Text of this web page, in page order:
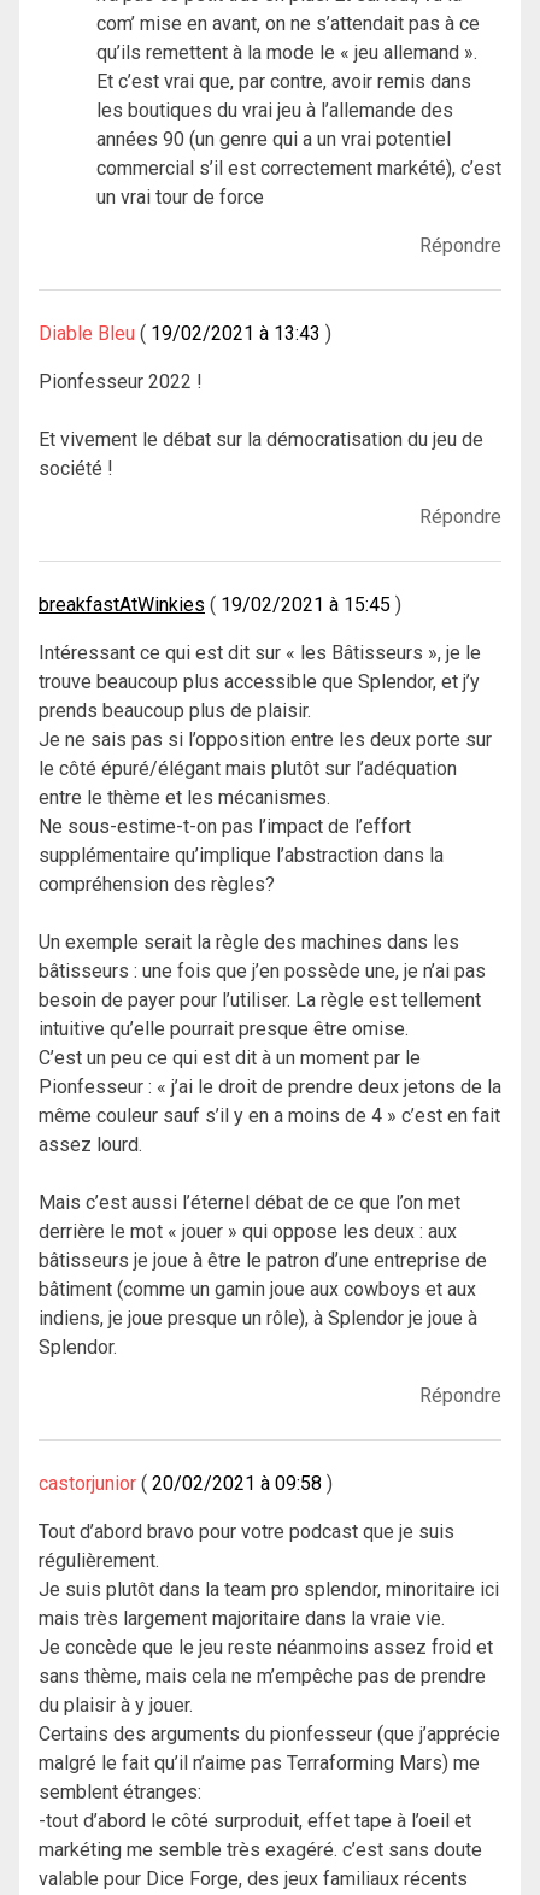
com’ mise en avant, on ne s’attendait pas à ce
qu’ils remettent à la mode le « jeu allemand ».
Et c’est vrai que, par contre, avoir remis dans
les boutiques du vrai jeu à l’allemande des
années 90 (un genre qui a un vrai potentiel
commercial s’il est correctement markété), c’est
un vrai tour de force
Répondre
Diable Bleu 19/02/2021 à 13:43
Pionfesseur 2022 !
Et vivement le débat sur la démocratisation du jeu de
société !
Répondre
breakfastAtWinkies 19/02/2021 à 15:45
Intéressant ce qui est dit sur « les Bâtisseurs », je le
trouve beaucoup plus accessible que Splendor, et j’y
prends beaucoup plus de plaisir.
Je ne sais pas si l’opposition entre les deux porte sur
le côté épuré/élégant mais plutôt sur l’adéquation
entre le thème et les mécanismes.
Ne sous-estime-t-on pas l’impact de l’effort
supplémentaire qu’implique l’abstraction dans la
compréhension des règles?
Un exemple serait la règle des machines dans les
bâtisseurs : une fois que j’en possède une, je n’ai pas
besoin de payer pour l’utiliser. La règle est tellement
intuitive qu’elle pourrait presque être omise.
C’est un peu ce qui est dit à un moment par le
Pionfesseur : « j’ai le droit de prendre deux jetons de la
même couleur sauf s’il y en a moins de 4 » c’est en fait
assez lourd.
Mais c’est aussi l’éternel débat de ce que l’on met
derrière le mot « jouer » qui oppose les deux : aux
bâtisseurs je joue à être le patron d’une entreprise de
bâtiment (comme un gamin joue aux cowboys et aux
indiens, je joue presque un rôle), à Splendor je joue à
Splendor.
Répondre
castorjunior 20/02/2021 à 09:58
Tout d’abord bravo pour votre podcast que je suis
régulièrement.
Je suis plutôt dans la team pro splendor, minoritaire ici
mais très largement majoritaire dans la vraie vie.
Je concède que le jeu reste néanmoins assez froid et
sans thème, mais cela ne m’empêche pas de prendre
du plaisir à y jouer.
Certains des arguments du pionfesseur (que j’apprécie
malgré le fait qu’il n’aime pas Terraforming Mars) me
semblent étranges:
-tout d’abord le côté surproduit, effet tape à l’oeil et
markéting me semble très exagéré. c’est sans doute
valable pour Dice Forge, des jeux familiaux récents